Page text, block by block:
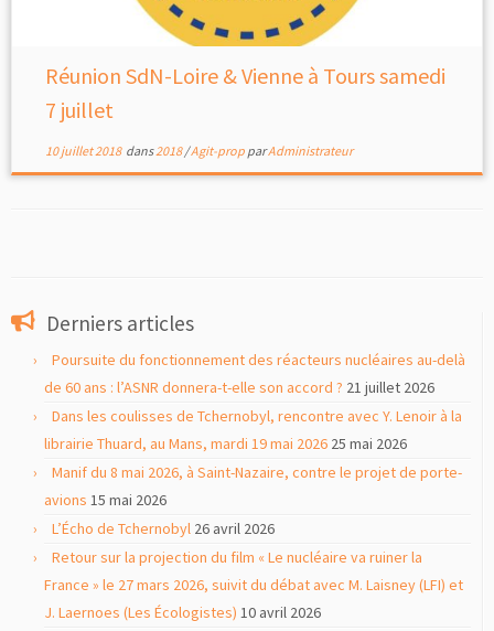
Réunion SdN-Loire & Vienne à Tours samedi
7 juillet
10 juillet 2018dans2018/Agit-prop parAdministrateur
Derniers articles
Poursuite du fonctionnement des réacteurs nucléaires au-delà
de 60 ans : l’ASNR donnera-t-elle son accord ? 21 juillet 2026
Dans les coulisses de Tchernobyl, rencontre avec Y. Lenoir à la
librairie Thuard, au Mans, mardi 19 mai 2026 25 mai 2026
Manif du 8 mai 2026, à Saint-Nazaire, contre le projet de porte-
avions 15 mai 2026
L’Écho de Tchernobyl 26 avril 2026
Retour sur la projection du film « Le nucléaire va ruiner la
France » le 27 mars 2026, suivit du débat avec M. Laisney (LFI) et
J. Laernoes (Les Écologistes) 10 avril 2026